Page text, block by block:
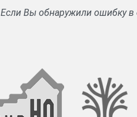
Если Вы обнаружили ошибку в